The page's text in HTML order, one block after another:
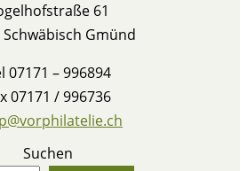
61
Schwäbisch Gmünd
07171 – 996894
07171 / 996736
Suchen